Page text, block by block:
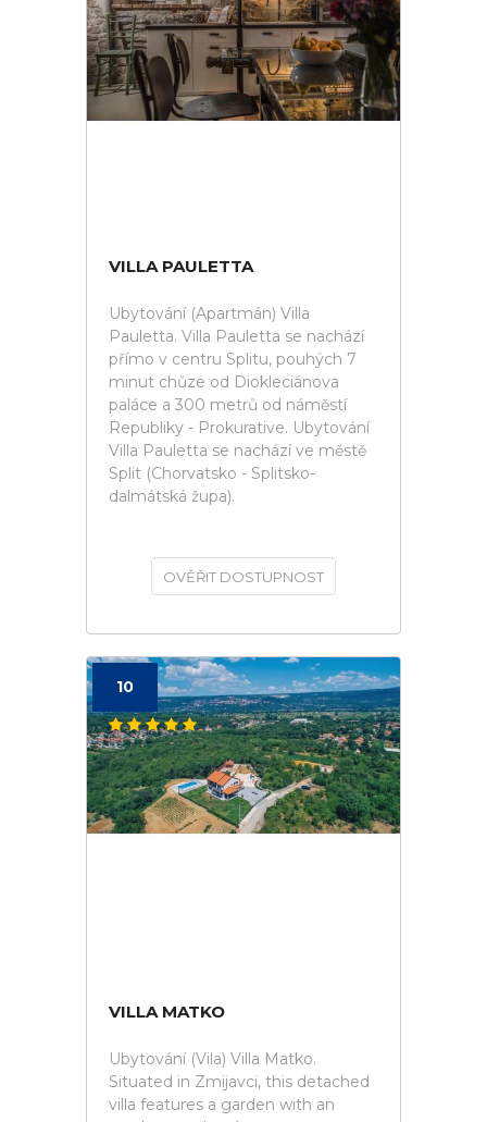
VILLA PAULETTA
Ubytování (Apartmán) Villa
Pauletta. Villa Pauletta se nachází
přímo v centru Splitu, pouhých 7
minut chůze od Diokleciánova
paláce a 300 metrů od náměstí
Republiky - Prokurative. Ubytování
Villa Pauletta se nachází ve městě
Split (Chorvatsko - Splitsko-
dalmátská župa).
OVĚŘIT DOSTUPNOST
10
VILLA MATKO
Ubytování (Vila) Villa Matko.
Situated in Zmijavci, this detached
villa features a garden with an